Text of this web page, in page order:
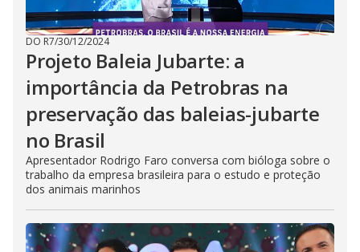
DO R7/30/12/2024
Projeto Baleia Jubarte: a
importância da Petrobras na
preservação das baleias-jubarte
no Brasil
Apresentador Rodrigo Faro conversa com bióloga sobre o
trabalho da empresa brasileira para o estudo e proteção
dos animais marinhos